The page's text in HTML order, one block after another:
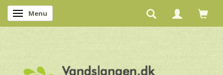
Skifte navigation
Menu